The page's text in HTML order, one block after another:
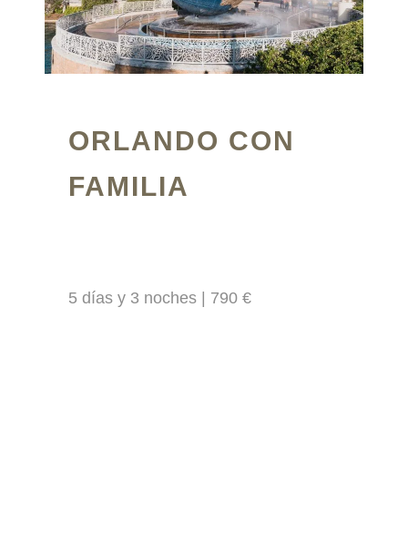
ORLANDO CON
FAMILIA
5 días y 3 noches | 790 €